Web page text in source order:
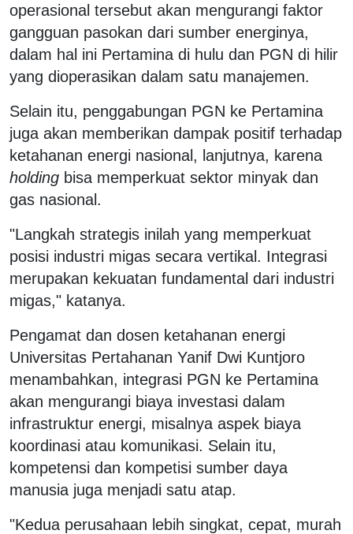
operasional tersebut akan mengurangi faktor
gangguan pasokan dari sumber energinya,
dalam hal ini Pertamina di hulu dan PGN di hilir
yang dioperasikan dalam satu manajemen.
Selain itu, penggabungan PGN ke Pertamina
juga akan memberikan dampak positif terhadap
ketahanan energi nasional, lanjutnya, karena
holding bisa memperkuat sektor minyak dan
gas nasional.
"Langkah strategis inilah yang memperkuat
posisi industri migas secara vertikal. Integrasi
merupakan kekuatan fundamental dari industri
migas," katanya.
Pengamat dan dosen ketahanan energi
Universitas Pertahanan Yanif Dwi Kuntjoro
menambahkan, integrasi PGN ke Pertamina
akan mengurangi biaya investasi dalam
infrastruktur energi, misalnya aspek biaya
koordinasi atau komunikasi. Selain itu,
kompetensi dan kompetisi sumber daya
manusia juga menjadi satu atap.
"Kedua perusahaan lebih singkat, cepat, murah